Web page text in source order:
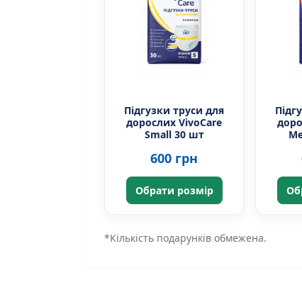
Підгузки труси для
дорослих VivoCare
Small 30 шт
600 грн
Обрати розмір
*Кількість подарунків обмежена.